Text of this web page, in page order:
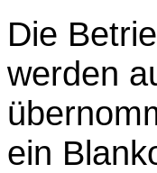
Die
werden
ein